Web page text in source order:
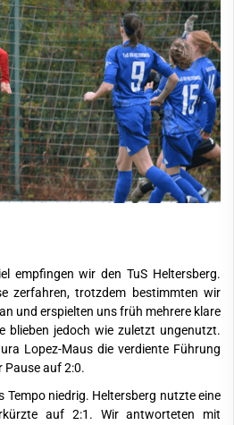
empfingen wir den TuS Heltersberg.
zerfahren, trotzdem bestimmten wir
und erspielten uns früh mehrere klare
blieben jedoch wie zuletzt ungenutzt.
Lopez-Maus die verdiente Führung
Pause auf 2:0.
Tempo niedrig. Heltersberg nutzte eine
auf 2:1. Wir antworteten mit